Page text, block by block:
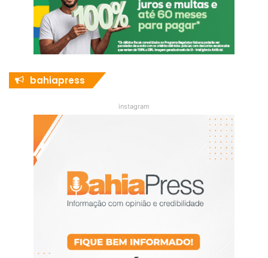
bahiapress
instagram